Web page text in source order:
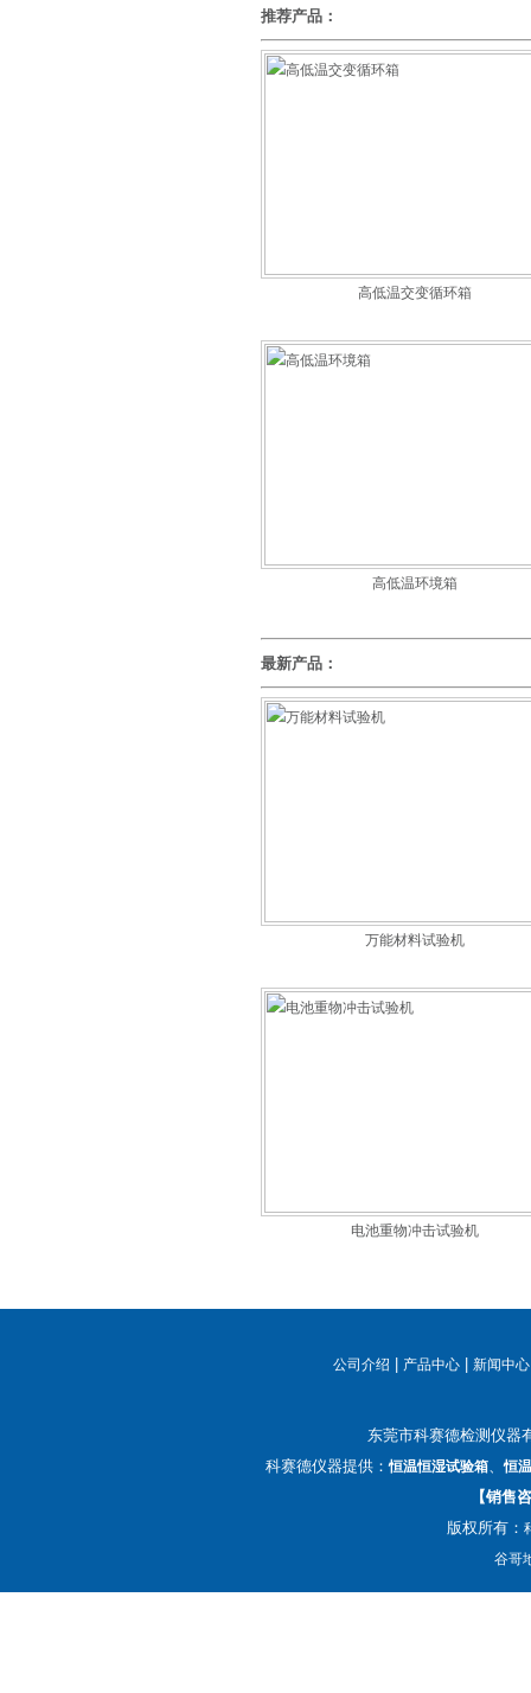
推荐产品：
高低温交变循环箱
高低温环境箱
最新产品：
万能材料试验机
电池重物冲击试验机
公司介绍 | 产品中心 |新闻中心
东莞市科赛德检测仪
科赛德仪器提供：恒温恒湿试验箱 、恒
【销售
版权所有：
谷哥